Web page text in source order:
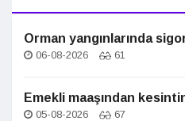
Orman yangınlarında
06-08-2026 61
Emekli maaşından
05-08-2026 67